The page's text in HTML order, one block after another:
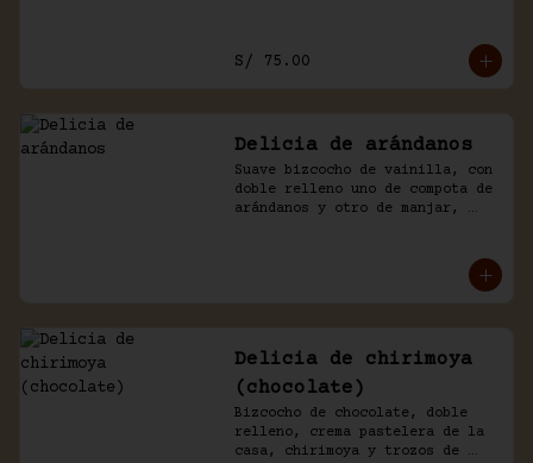
S/ 75.00
Delicia de arándanos
Suave bizcocho de vainilla, con
doble relleno uno de compota de
arándanos y otro de manjar,
Delicia de chirimoya
(chocolate)
Bizcocho de chocolate, doble
relleno, crema pastelera de la
casa, chirimoya y trozos de